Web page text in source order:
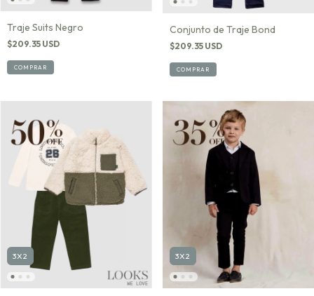
Traje Suits Negro
$209.35 USD
COMPRAR
Conjunto de Traje Bond
$209.35 USD
COMPRAR
3X2 3X2